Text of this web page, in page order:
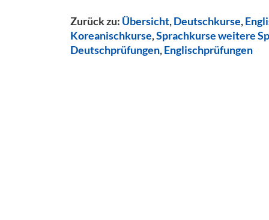
Zurück zu: Übersicht,Deutschkurse,
Koreanischkurse,Sprachkurse weitere
Deutschprüfungen,Englischprüfungen